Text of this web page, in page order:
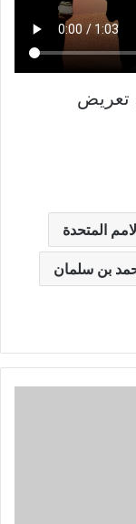
تعريض
المتحدة
بن سلمان